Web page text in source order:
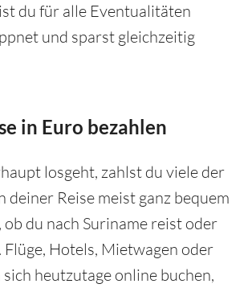
du für alle Eventualitäten
und sparst gleichzeitig
in Euro bezahlen
losgeht, zahlst du viele der
deiner Reise meist ganz bequem
ob du nach Suriname reist oder
Hotels, Mietwagen oder
heutzutage online buchen,